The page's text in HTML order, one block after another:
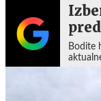
Bodite